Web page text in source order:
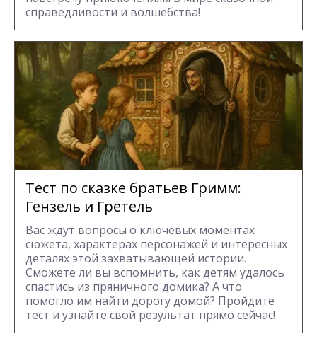
справедливости и волшебства!
Тест по сказке братьев Гримм:
Гензель и Гретель
Вас ждут вопросы о ключевых моментах
сюжета, характерах персонажей и интересных
деталях этой захватывающей истории.
Сможете ли вы вспомнить, как детям удалось
спастись из пряничного домика? А что
помогло им найти дорогу домой? Пройдите
тест и узнайте свой результат прямо сейчас!